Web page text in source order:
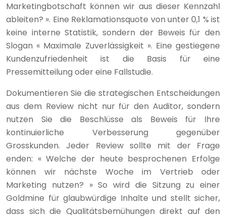
Marketingbotschaft können wir aus dieser Kennzahl
ableiten? ». Eine Reklamationsquote von unter 0,1 % ist
keine interne Statistik, sondern der Beweis für den
Slogan « Maximale Zuverlässigkeit ». Eine gestiegene
Kundenzufriedenheit ist die Basis für eine
Pressemitteilung oder eine Fallstudie.
Dokumentieren Sie die strategischen Entscheidungen
aus dem Review nicht nur für den Auditor, sondern
nutzen Sie die Beschlüsse als Beweis für Ihre
kontinuierliche Verbesserung gegenüber
Grosskunden. Jeder Review sollte mit der Frage
enden: « Welche der heute besprochenen Erfolge
können wir nächste Woche im Vertrieb oder
Marketing nutzen? » So wird die Sitzung zu einer
Goldmine für glaubwürdige Inhalte und stellt sicher,
dass sich die Qualitätsbemühungen direkt auf den